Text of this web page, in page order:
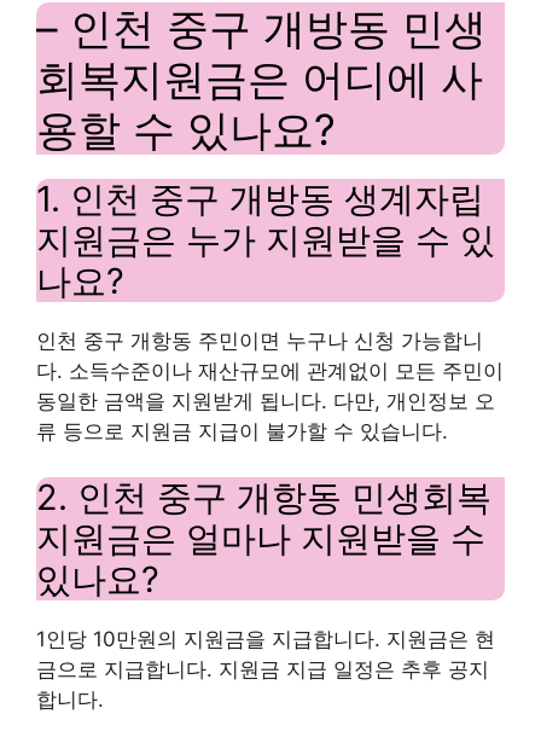
– 인천 중구 개방동 민생
회복지원금은 어디에 사
용할 수 있나요?
1. 인천 중구 개방동 생계자립
지원금은 누가 지원받을 수 있
나요?
인천 중구 개항동 주민이면 누구나 신청 가능합니
다. 소득수준이나 재산규모에 관계없이 모든 주민이
동일한 금액을 지원받게 됩니다. 다만, 개인정보 오
류 등으로 지원금 지급이 불가할 수 있습니다.
2. 인천 중구 개항동 민생회복
지원금은 얼마나 지원받을 수
있나요?
1인당 10만원의 지원금을 지급합니다. 지원금은 현
금으로 지급합니다. 지원금 지급 일정은 추후 공지
합니다.